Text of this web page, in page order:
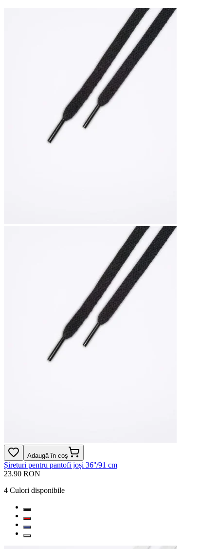
Adaugă în coș
Șireturi pentru pantofi joși 36''/91 cm
23.90 RON
4 Culori disponibile